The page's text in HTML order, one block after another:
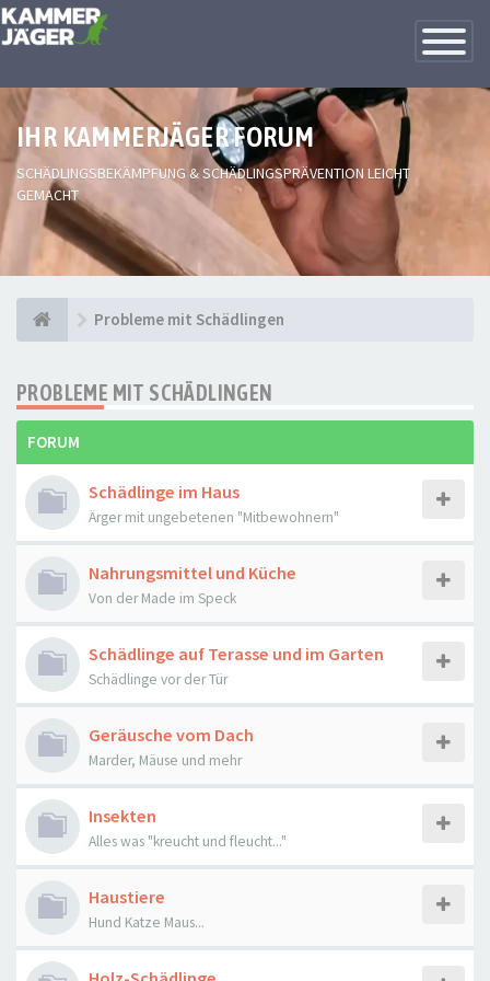
Toggle
IHR KAMMERJÄGER FORUM
SCHÄDLINGSBEKÄMPFUNG & SCHÄDLINGSPRÄVENTION LEICHT
GEMACHT
Probleme mit Schädlingen
PROBLEME MIT SCHÄDLINGEN
FORUM
Schädlinge im Haus
Ärger mit ungebetenen "Mitbewohnern"
Nahrungsmittel und Küche
Von der Made im Speck
Schädlinge auf Terasse und im Garten
Schädlinge vor der Tür
Geräusche vom Dach
Marder, Mäuse und mehr
Insekten
Alles was "kreucht und fleucht..."
Haustiere
Hund Katze Maus...